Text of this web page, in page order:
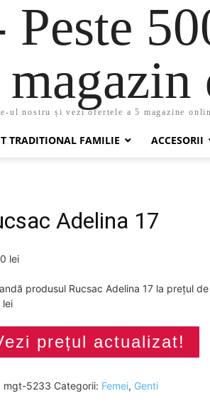
Peste
ul nostru și vezi ofertele a 5 magazine
TRADITIONAL FAMILIE ACCESORII
Adelina 17
lei
produsul Rucsac Adelina 17 la prețul de
prețul actualizat!
mgt-5233 Categorii: Femei, Genti